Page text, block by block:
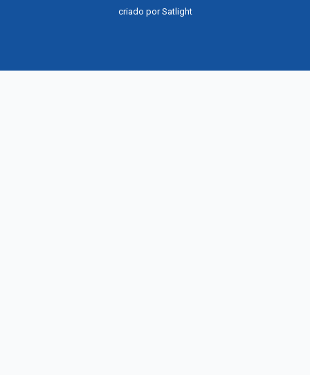
criado porSatlight